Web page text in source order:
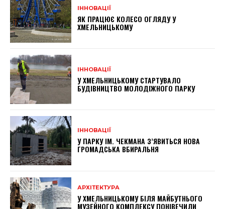
ІННОВАЦІЇ
ЯК ПРАЦЮЄ КОЛЕСО ОГЛЯДУ У
ХМЕЛЬНИЦЬКОМУ
ІННОВАЦІЇ
У ХМЕЛЬНИЦЬКОМУ СТАРТУВАЛО
БУДІВНИЦТВО МОЛОДІЖНОГО ПАРКУ
ІННОВАЦІЇ
У ПАРКУ ІМ. ЧЕКМАНА З’ЯВИТЬСЯ НОВА
ГРОМАДСЬКА ВБИРАЛЬНЯ
АРХІТЕКТУРА
У ХМЕЛЬНИЦЬКОМУ БІЛЯ МАЙБУТНЬОГО
МУЗЕЙНОГО КОМПЛЕКСУ ПОНІВЕЧИЛИ